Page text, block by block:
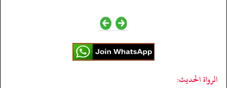
الرواة الحديث: